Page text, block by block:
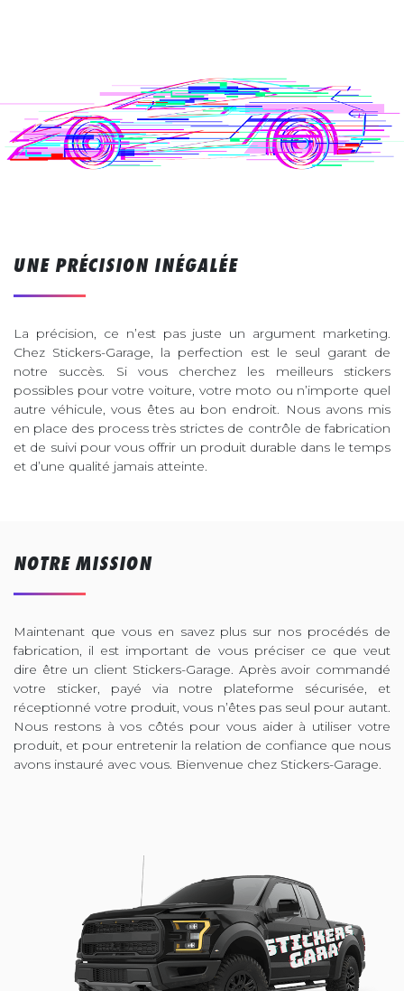
UNE PRÉCISION INÉGALÉE
La précision, ce n’est pas juste un argument marketing.
Chez Stickers-Garage, la perfection est le seul garant de
notre succès. Si vous cherchez les meilleurs stickers
possibles pour votre voiture, votre moto ou n’importe quel
autre véhicule, vous êtes au bon endroit. Nous avons mis
en place des process très strictes de contrôle de fabrication
et de suivi pour vous offrir un produit durable dans le temps
et d’une qualité jamais atteinte.
NOTRE MISSION
Maintenant que vous en savez plus sur nos procédés de
fabrication, il est important de vous préciser ce que veut
dire être un client Stickers-Garage. Après avoir commandé
votre sticker, payé via notre plateforme sécurisée, et
réceptionné votre produit, vous n’êtes pas seul pour autant.
Nous restons à vos côtés pour vous aider à utiliser votre
produit, et pour entretenir la relation de confiance que nous
avons instauré avec vous. Bienvenue chez Stickers-Garage.